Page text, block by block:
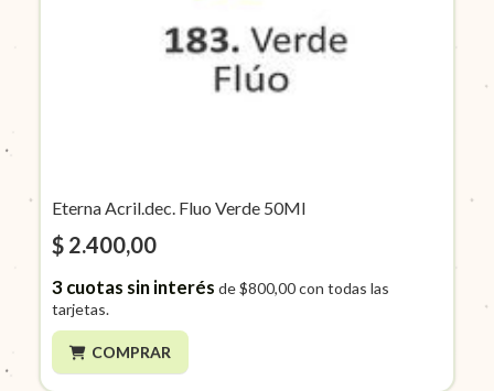
Eterna Acril.dec. Fluo Verde 50Ml
$ 2.400,00
3cuotas sin interés de$800,00con todas las
tarjetas.
COMPRAR